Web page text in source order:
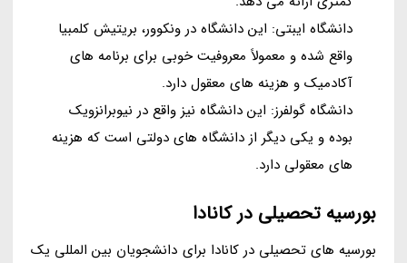
دانشگاه ایبتی: این دانشگاه در ونکوور، بریتیش کلمبیا
واقع شده و معمولاً معروفیت خوبی برای برنامه های
آکادمیک و هزینه های معقول دارد.
دانشگاه گولفرز: این دانشگاه نیز واقع در نیوبرانزویک
بوده و یکی دیگر از دانشگاه های دولتی است که هزینه
های معقولی دارد.
بورسیه تحصیلی در کانادا
بورسیه های تحصیلی در کانادا برای دانشجویان بین المللی یک